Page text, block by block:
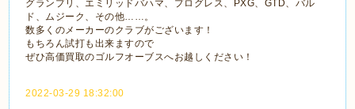
グランプリ、エミリッドバハマ、プログレス、PXG、GTD、バル
ド、ムジーク、その他……。
数多くのメーカーのクラブがございます！
もちろん試打も出来ますので
ぜひ高価買取のゴルフオーブスへお越しください！
2022-03-29 18:32:00